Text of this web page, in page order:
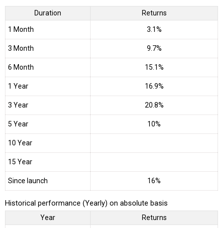
Duration Returns
1 Month 3.1%
3 Month 9.7%
6 Month 15.1%
1 Year 16.9%
3 Year 20.8%
5 Year 10%
10 Year
15 Year
Since launch 16%
Historical performance (Yearly) on absolute basis
Year Returns